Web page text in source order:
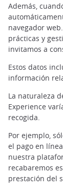
Además,
navegador
prácticas y
invitamos a
Estos datos
información
La naturaleza
Experience
recogida.
Por ejemplo,
el pago en
nuestra
recabaremos
prestación del